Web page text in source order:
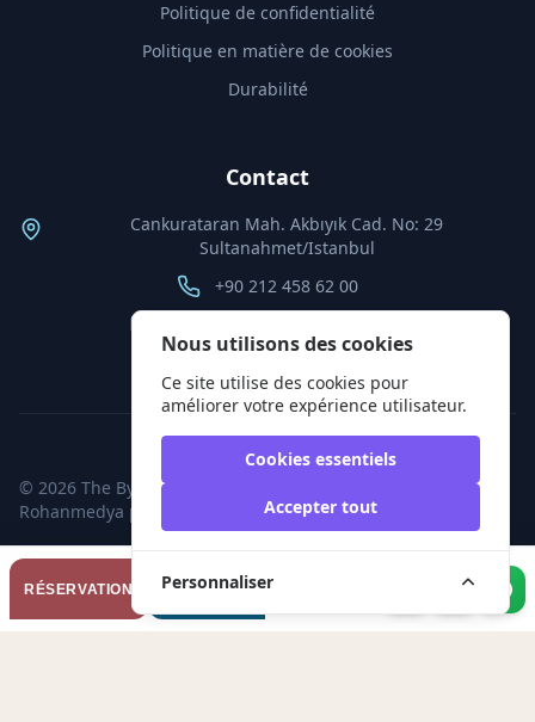
RÉSERVATION
POURQUOI
RÉSERVER
Politique de confidentialité
Politique en matière de cookies
Durabilité
Contact
Cankurataran Mah. Akbıyık Cad. No: 29
Sultanahmet/Istanbul
+90 212 458 62 00
© 2026 The Byzantium Hotel. Tüm hakları saklıdır. Bir
Rohanmedya projesidir.
Nous utilisons des cookies
Ce site utilise des cookies pour
améliorer votre expérience utilisateur.
Cookies essentiels
Accepter tout
Personnaliser